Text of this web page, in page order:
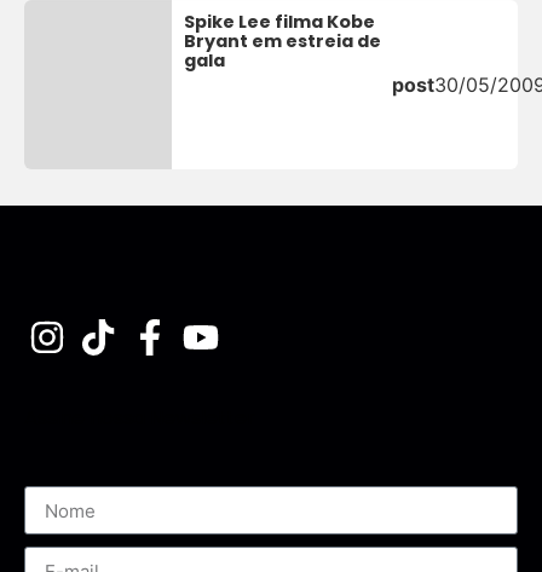
Spike Lee filma Kobe
Bryant em estreia de
gala
post30/05/